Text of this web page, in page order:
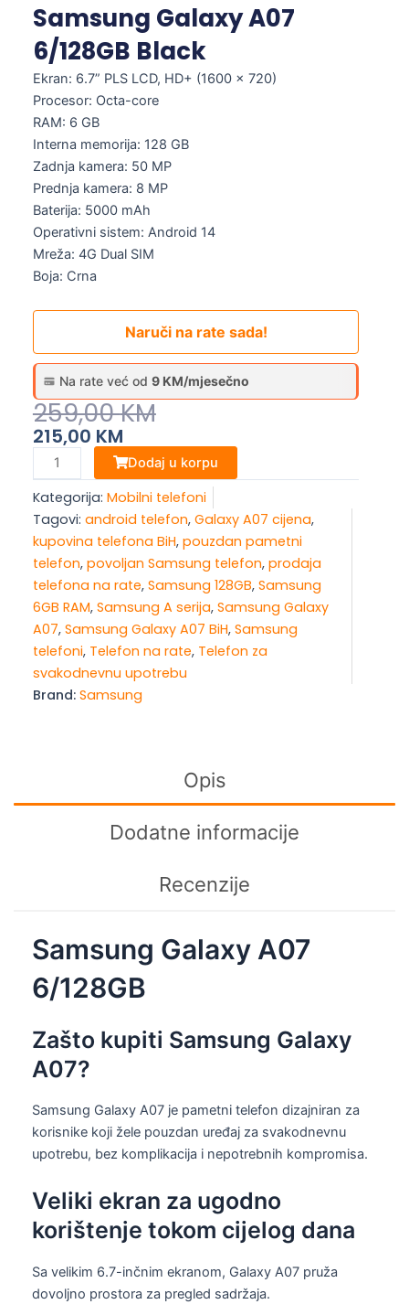
Samsung Galaxy A07
6/128GB Black
Ekran: 6.7” PLS LCD, HD+ (1600 × 720)
Procesor: Octa-core
RAM: 6 GB
Interna memorija: 128 GB
Zadnja kamera: 50 MP
Prednja kamera: 8 MP
Baterija: 5000 mAh
Operativni sistem: Android 14
Mreža: 4G Dual SIM
Boja: Crna
Na rate već od 9 KM/mjesečno
Naruči na rate sada!
259,00KM
Original
Price
Was:
259,00 KM.
215,00 KM
Current
Price
Is:
215,00 KM.
Samsung
Galaxy
A07
6/128GB
Black
količina
Dodaj u korpu
Kategorija: Mobilni telefoni
Tagovi: android telefon, Galaxy A07 cijena,
kupovina telefona BiH, pouzdan pametni
telefon, povoljan Samsung telefon, prodaja
telefona na rate, Samsung 128GB, Samsung
6GB RAM, Samsung A serija, Samsung Galaxy
A07, Samsung Galaxy A07 BiH, Samsung
telefoni, Telefon na rate, Telefon za
svakodnevnu upotrebu
Brand: Samsung
Opis
Dodatne informacije
Recenzije
Samsung Galaxy A07
6/128GB
Zašto kupiti Samsung Galaxy
A07?
Samsung Galaxy A07 je pametni telefon dizajniran za
korisnike koji žele pouzdan uređaj za svakodnevnu
upotrebu, bez komplikacija i nepotrebnih kompromisa.
Veliki ekran za ugodno
korištenje tokom cijelog dana
Sa velikim 6.7-inčnim ekranom, Galaxy A07 pruža
dovoljno prostora za pregled sadržaja.